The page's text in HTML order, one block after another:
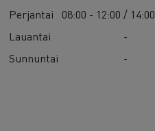
Perjantai
08:00 - 12:00 /
Lauantai
-
Sunnuntai
-